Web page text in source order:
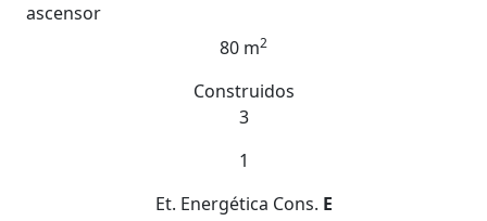
ascensor
80 m2
Construidos
3
1
Et. Energética Cons. E